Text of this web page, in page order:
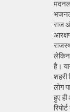
राज
लेकिन
है।
शहरी
लोग
हुए